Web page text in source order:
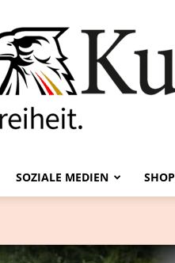
SOZIALE MEDIEN SHOP